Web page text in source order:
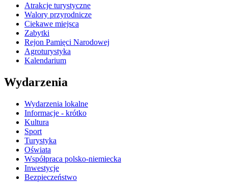
Atrakcje turystyczne
Walory przyrodnicze
Ciekawe miejsca
Zabytki
Rejon Pamięci Narodowej
Agroturystyka
Kalendarium
Wydarzenia
Wydarzenia lokalne
Informacje - krótko
Kultura
Sport
Turystyka
Oświata
Współpraca polsko-niemiecka
Inwestycje
Bezpieczeństwo